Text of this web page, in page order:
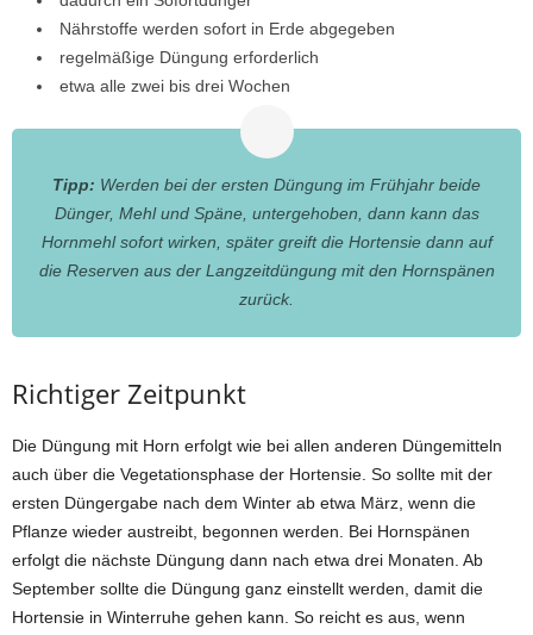
Nährstoffe werden sofort in Erde abgegeben
regelmäßige Düngung erforderlich
etwa alle zwei bis drei Wochen
Tipp: Werden bei der ersten Düngung im Frühjahr beide
Dünger, Mehl und Späne, untergehoben, dann kann das
Hornmehl sofort wirken, später greift die Hortensie dann auf
die Reserven aus der Langzeitdüngung mit den Hornspänen
zurück.
Richtiger Zeitpunkt
Die Düngung mit Horn erfolgt wie bei allen anderen Düngemitteln
auch über die Vegetationsphase der Hortensie. So sollte mit der
ersten Düngergabe nach dem Winter ab etwa März, wenn die
Pflanze wieder austreibt, begonnen werden. Bei Hornspänen
erfolgt die nächste Düngung dann nach etwa drei Monaten. Ab
September sollte die Düngung ganz einstellt werden, damit die
Hortensie in Winterruhe gehen kann. So reicht es aus, wenn